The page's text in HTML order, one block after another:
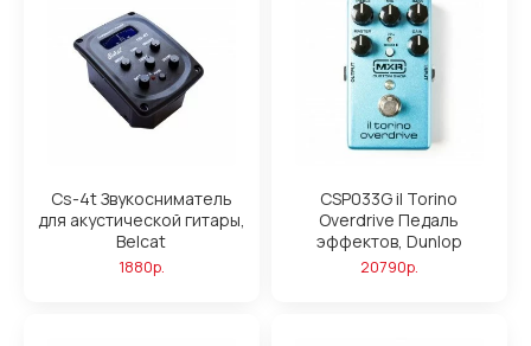
Cs-4t Звукосниматель
для акустической гитары,
Belcat
1880р.
CSP033G il Torino
Overdrive Педаль
эффектов, Dunlop
20790р.